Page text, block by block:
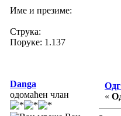
Име и презиме:
Струка:
Поруке: 1.137
Danga
одомаћен члан
«